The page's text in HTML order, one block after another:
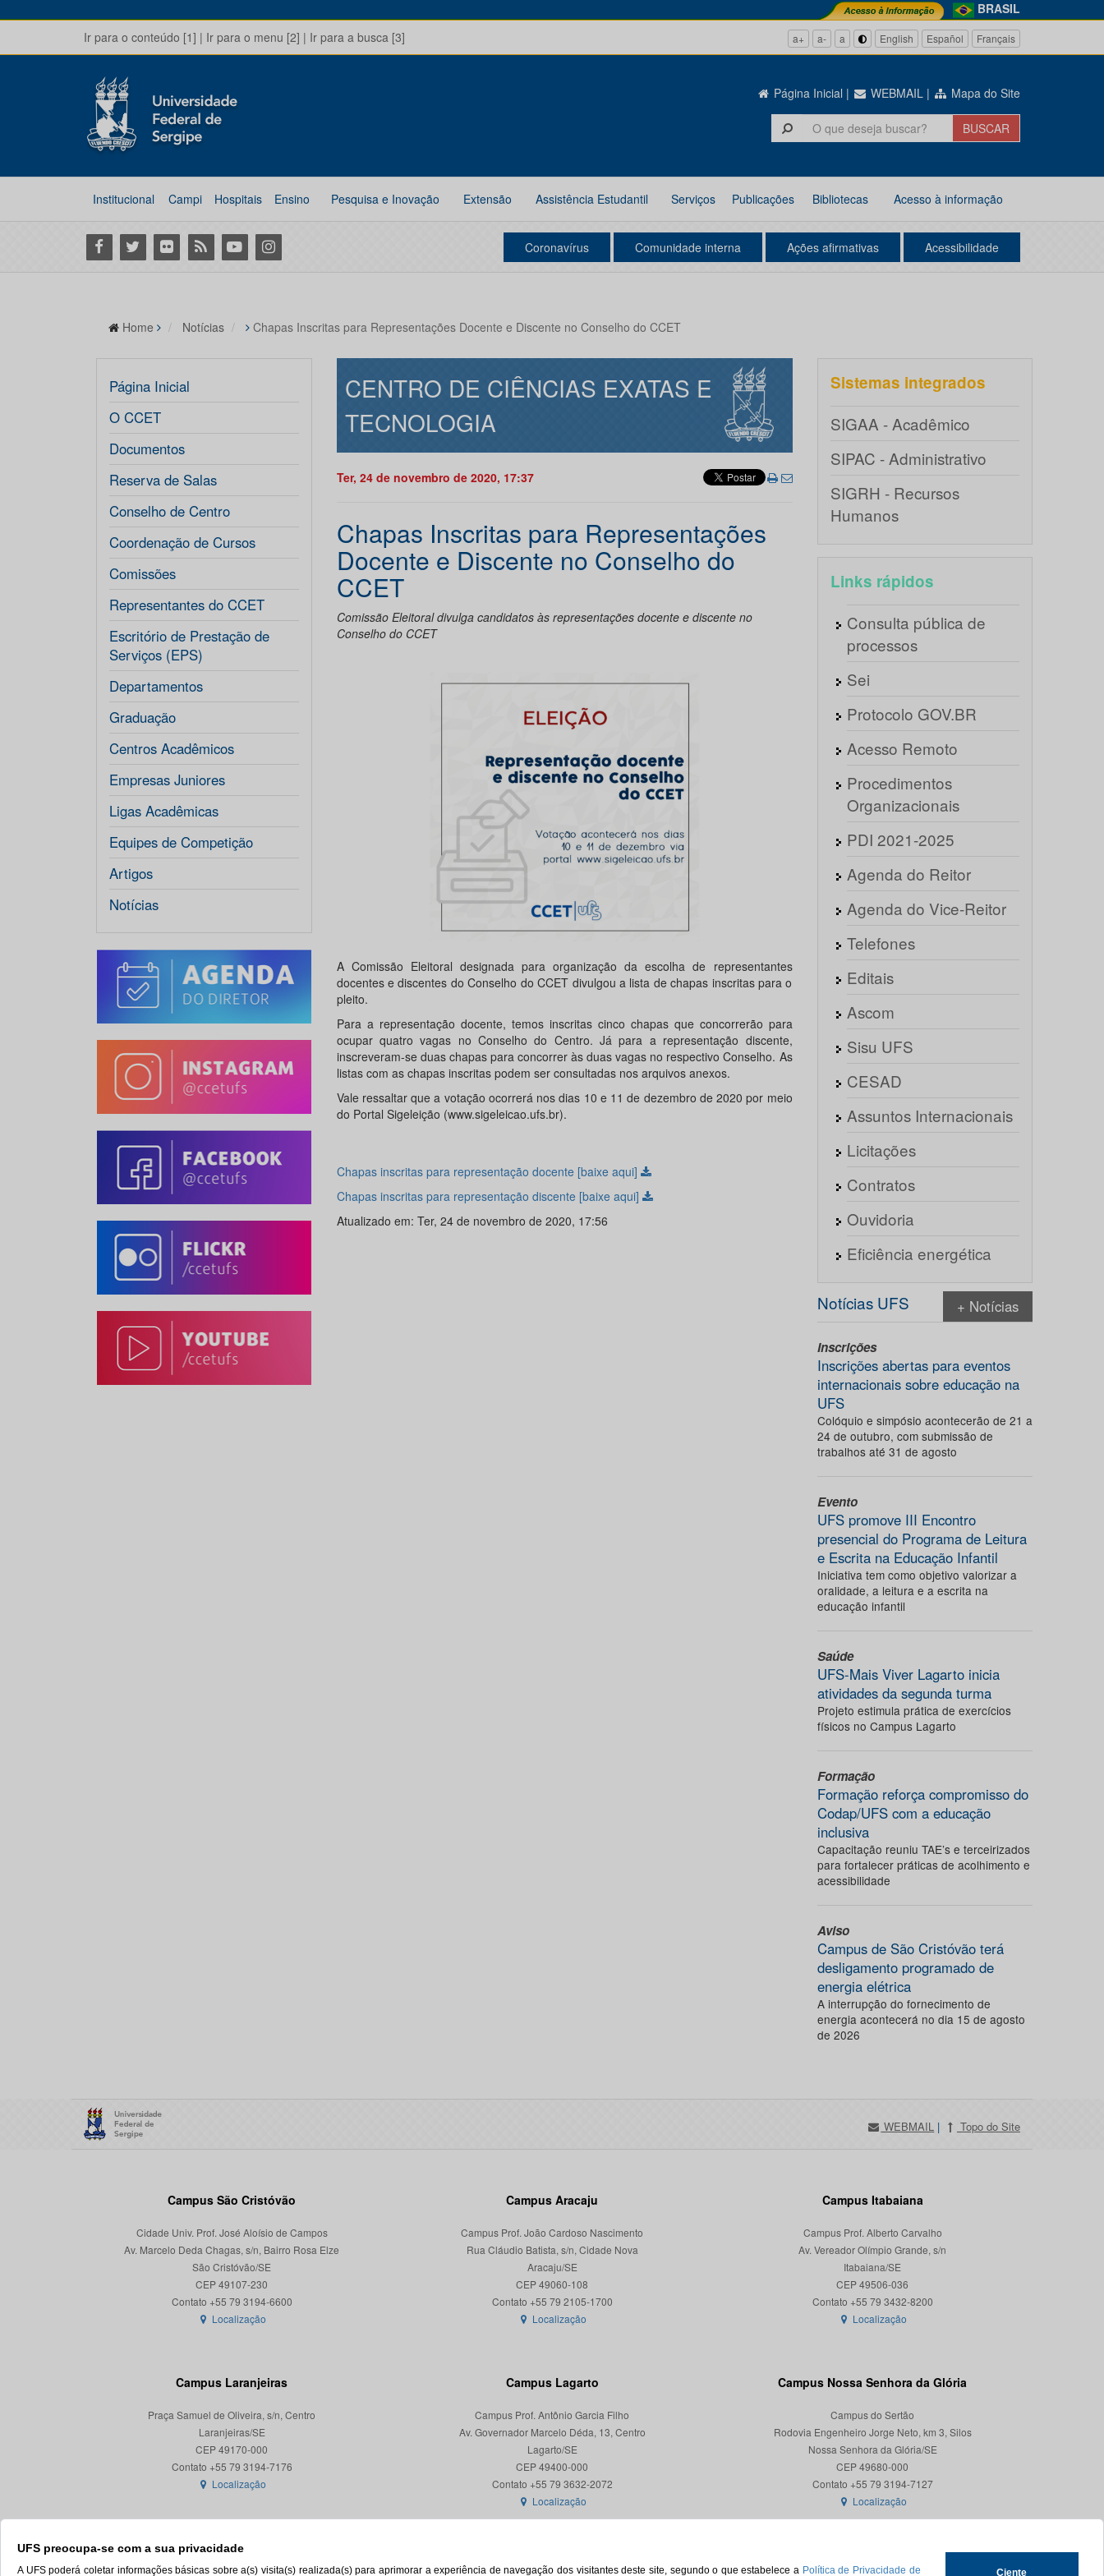
BRASIL
Ir para o conteúdo [1] | Ir para o menu [2] | Ir para a busca [3] a+ a- a English Español Français
Página Inicial | WEBMAIL | Mapa do Site
Institucional Campi Hospitais Ensino Pesquisa e Inovação Extensão Assistência Estudantil Serviços Publicações Bibliotecas Acesso à informação
Facebook
Twitter Flickr RSS YoutubeInstagram Coronavírus Comunidade interna Ações afirmativas Acessibilidade
UFS preocupa-se com a sua privacidade
A UFS poderá coletar informações básicas sobre a(s) visita(s) realizada(s) para aprimorar a experiência de navegação dos visitantes deste site, segundo o que estabelece a Política de Privacidade de Ciente
Home Notícias Chapas Inscritas para Representações Docente e Discente no Conselho do CCET
Página Inicial
O CCET
Documentos
Reserva de Salas
Conselho de Centro
Coordenação de Cursos
Comissões
Representantes do CCET
Escritório de Prestação de
Serviços (EPS)
Departamentos
Graduação
Centros Acadêmicos
Empresas Juniores
Ligas Acadêmicas
Equipes de Competição
Artigos
Notícias
CENTRO DE CIÊNCIAS EXATAS E
TECNOLOGIA
Ter, 24 de novembro de 2020, 17:37
Chapas Inscritas para Representações
Docente e Discente no Conselho do
CCET
Comissão Eleitoral divulga candidatos às representações docente e discente no
Conselho do CCET
A Comissão Eleitoral designada para organização da escolha de representantes
docentes e discentes do Conselho do CCET divulgou a lista de chapas inscritas para o
pleito.
Para a representação docente, temos inscritas cinco chapas que concorrerão para
ocupar quatro vagas no Conselho do Centro. Já para a representação discente,
inscreveram-se duas chapas para concorrer às duas vagas no respectivo Conselho. As
listas com as chapas inscritas podem ser consultadas nos arquivos anexos.
Vale ressaltar que a votação ocorrerá nos dias 10 e 11 de dezembro de 2020 por meio
do Portal Sigeleição (www.sigeleicao.ufs.br).
Chapas inscritas para representação docente [baixe aqui]
Chapas inscritas para representação discente [baixe aqui]
Atualizado em: Ter, 24 de novembro de 2020, 17:56
Sistemas integrados
SIGAA - Acadêmico
SIPAC - Administrativo
SIGRH - Recursos
Humanos
Links rápidos
Consulta pública de
processos
Sei
Protocolo GOV.BR
Acesso Remoto
Procedimentos
Organizacionais
PDI 2021-2025
Agenda do Reitor
Agenda do Vice-Reitor
Telefones
Editais
Ascom
Sisu UFS
CESAD
Assuntos Internacionais
Licitações
Contratos
Ouvidoria
Eficiência energética
Notícias UFS + Notícias
Inscrições
Inscrições abertas para eventos
internacionais sobre educação na
UFS
Colóquio e simpósio acontecerão de 21 a
24 de outubro, com submissão de
trabalhos até 31 de agosto
Evento
UFS promove III Encontro
presencial do Programa de Leitura
e Escrita na Educação Infantil
Iniciativa tem como objetivo valorizar a
oralidade, a leitura e a escrita na
educação infantil
Saúde
UFS-Mais Viver Lagarto inicia
atividades da segunda turma
Projeto estimula prática de exercícios
físicos no Campus Lagarto
Formação
Formação reforça compromisso do
Codap/UFS com a educação
inclusiva
Capacitação reuniu TAE’s e terceirizados
para fortalecer práticas de acolhimento e
acessibilidade
Aviso
Campus de São Cristóvão terá
desligamento programado de
energia elétrica
A interrupção do fornecimento de
energia acontecerá no dia 15 de agosto
de 2026
WEBMAIL | Topo do Site
Campus São Cristóvão
Cidade Univ. Prof. José Aloísio de Campos
Av. Marcelo Deda Chagas, s/n, Bairro Rosa Elze
São Cristóvão/SE
CEP 49107-230
Localização
Campus Aracaju
Campus Prof. João Cardoso Nascimento
Rua Cláudio Batista, s/n, Cidade Nova
Aracaju/SE
CEP 49060-108
Localização
Campus Itabaiana
Campus Prof. Alberto Carvalho
Av. Vereador Olímpio Grande, s/n
Itabaiana/SE
CEP 49506-036
Localização
Campus Laranjeiras
Praça Samuel de Oliveira, s/n, Centro
Laranjeiras/SE
CEP 49170-000
Localização
Campus Lagarto
Campus Prof. Antônio Garcia Filho
Av. Governador Marcelo Déda, 13, Centro
Lagarto/SE
CEP 49400-000
Localização
Campus Nossa Senhora da Glória
Campus do Sertão
Rodovia Engenheiro Jorge Neto, km 3, Silos
Nossa Senhora da Glória/SE
CEP 49680-000
Contato +55 79 3194-7127
Localização